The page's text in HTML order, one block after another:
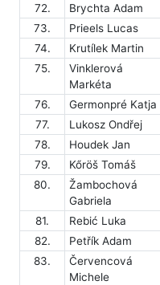
72. Brychta Adam
73.
Prieels Lucas
74.
Krutílek Martin
75.
Vinklerová
Markéta
76. Germonpré Katja
77.
Lukosz Ondřej
78.
Houdek Jan
79.
Kőröš Tomáš
80.
Žambochová
Gabriela
81. Rebić Luka
82.
Petřík Adam
83.
Červencová
Michele